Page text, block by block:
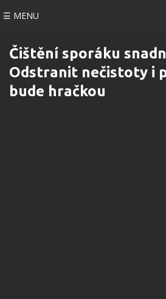
☰ MENU
Čištění sporáku
Odstranit nečistoty i
bude hračkou